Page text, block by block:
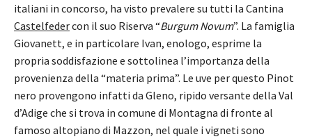
italiani in concorso, ha visto prevalere su tutti la Cantina
Castelfedercon il suo Riserva “Burgum Novum”. La famiglia
Giovanett, e in particolare Ivan, enologo, esprime la
propria soddisfazione e sottolinea l’importanza della
provenienza della “materia prima”. Le uve per questo Pinot
nero provengono infatti da Gleno, ripido versante della Val
d’Adige che si trova in comune di Montagna di fronte al
famoso altopiano di Mazzon, nel quale i vigneti sono